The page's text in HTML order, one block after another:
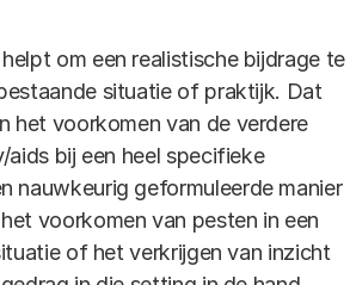
om een realistische bijdrage te
situatie of praktijk. Dat
het voorkomen van de verdere
aids bij een heel specifieke
nauwkeurig geformuleerde manier
voorkomen van pesten in een
of het verkrijgen van inzicht